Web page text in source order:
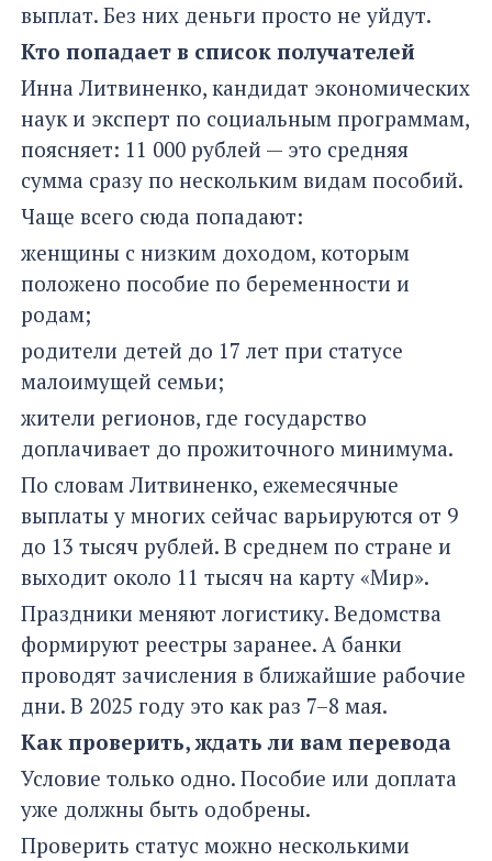
выплат. Без них деньги просто не уйдут.
Кто попадает в список получателей
Инна Литвиненко, кандидат экономических
наук и эксперт по социальным программам,
поясняет: 11 000 рублей — это средняя
сумма сразу по нескольким видам пособий.
Чаще всего сюда попадают:
женщины с низким доходом, которым
положено пособие по беременности и
родам;
родители детей до 17 лет при статусе
малоимущей семьи;
жители регионов, где государство
доплачивает до прожиточного минимума.
По словам Литвиненко, ежемесячные
выплаты у многих сейчас варьируются от 9
до 13 тысяч рублей. В среднем по стране и
выходит около 11 тысяч на карту «Мир».
Праздники меняют логистику. Ведомства
формируют реестры заранее. А банки
проводят зачисления в ближайшие рабочие
дни. В 2025 году это как раз 7–8 мая.
Как проверить, ждать ли вам перевода
Условие только одно. Пособие или доплата
уже должны быть одобрены.
Проверить статус можно несколькими